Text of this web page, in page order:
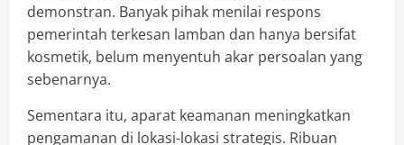
demonstran. Banyak pihak menilai respons
pemerintah terkesan lamban dan hanya bersifat
kosmetik, belum menyentuh akar persoalan yang
sebenarnya.
Sementara itu, aparat keamanan meningkatkan
pengamanan di lokasi-lokasi strategis. Ribuan